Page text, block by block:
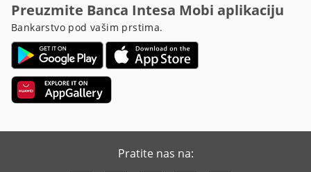
Preuzmite Banca Intesa Mobi aplikaciju
Bankarstvo pod vašim prstima.
Pratite nas na: